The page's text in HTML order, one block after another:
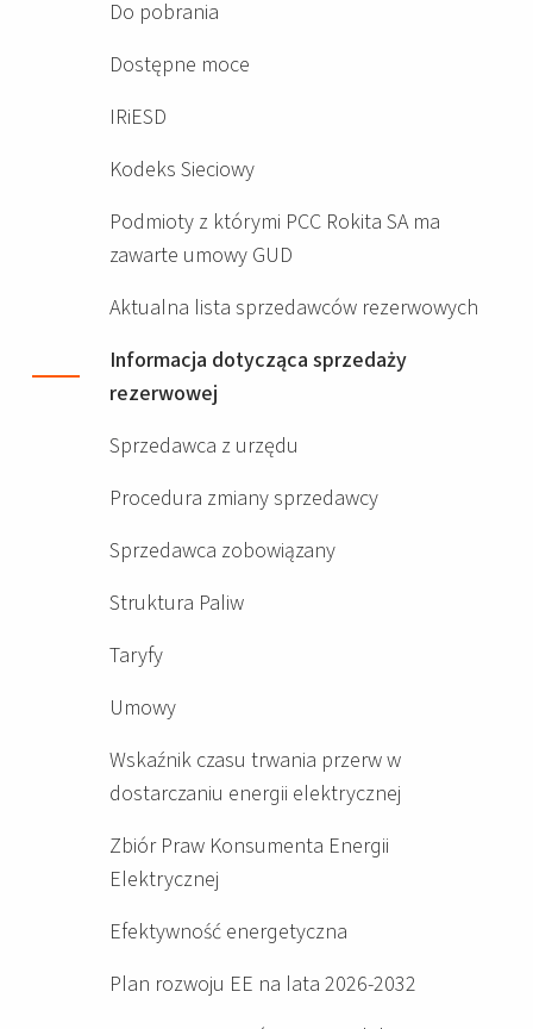
Do pobrania
Dostępne moce
IRiESD
Kodeks Sieciowy
Podmioty z którymi PCC Rokita SA ma
zawarte umowy GUD
Aktualna lista sprzedawców rezerwowych
Informacja dotycząca sprzedaży
rezerwowej
Sprzedawca z urzędu
Procedura zmiany sprzedawcy
Sprzedawca zobowiązany
Struktura Paliw
Taryfy
Umowy
Wskaźnik czasu trwania przerw w
dostarczaniu energii elektrycznej
Zbiór Praw Konsumenta Energii
Elektrycznej
Efektywność energetyczna
Plan rozwoju EE na lata 2026-2032